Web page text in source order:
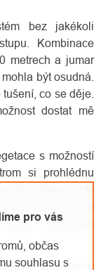
pro vás
občas
souhlasu s
bez jakékoli
Kombinace
metrech a jumar
být osudná.
co se děje.
dostat mě
s možností
si prohlédnu
založenou